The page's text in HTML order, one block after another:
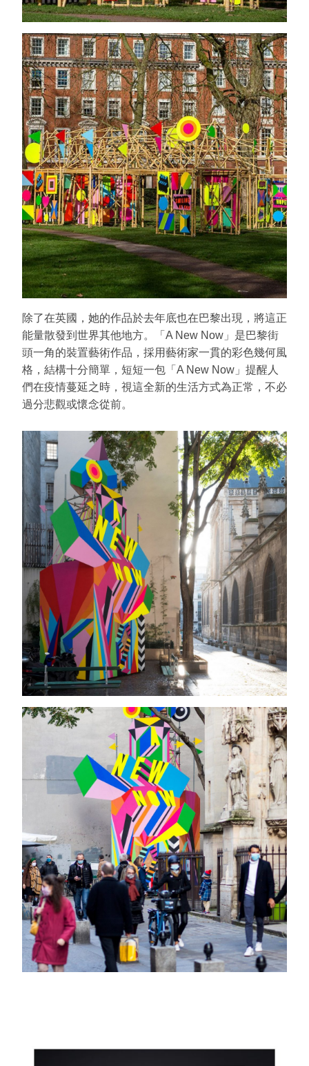
除了在英國，她的作品於去年底也在巴黎出現，將這正
能量散發到世界其他地方。「A New Now」是巴黎街
頭一角的裝置藝術作品，採用藝術家一貫的彩色幾何風
格，結構十分簡單，短短一包「A New Now」提醒人
們在疫情蔓延之時，視這全新的生活方式為正常，不必
過分悲觀或懷念從前。